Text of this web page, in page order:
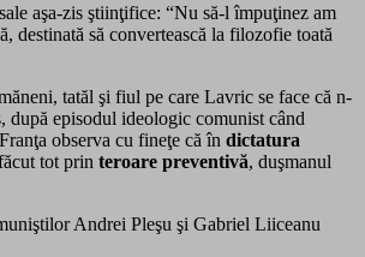
aşa-zis ştiinţifice: “Nu să-l împuţinez am
să convertească la filozofie toată
tatăl şi fiul pe care Lavric se face că n-
după episodul ideologic comunist când
observa cu fineţe că în dictatura
tot prin teroare preventivă, duşmanul
Andrei Pleşu şi Gabriel Liiceanu